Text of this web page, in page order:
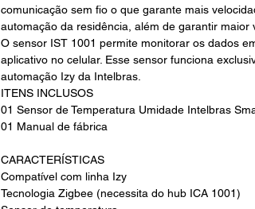
comunicação sem fio o que garante mais
automação da residência, além de garantir maior
O sensor IST 1001 permite monitorar os dados
aplicativo no celular. Esse sensor funciona
automação Izy da Intelbras.
ITENS INCLUSOS
01 Sensor de Temperatura Umidade Intelbras
01 Manual de fábrica
CARACTERÍSTICAS
Compatível com linha Izy
Tecnologia Zigbee (necessita do hub ICA 1001)